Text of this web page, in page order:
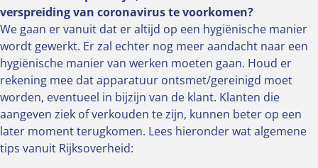
verspreiding van coronavirus te voorkomen?
We gaan er vanuit dat er altijd op een hygiënische manier
wordt gewerkt. Er zal echter nog meer aandacht naar een
hygiënische manier van werken moeten gaan. Houd er
rekening mee dat apparatuur ontsmet/gereinigd moet
worden, eventueel in bijzijn van de klant. Klanten die
aangeven ziek of verkouden te zijn, kunnen beter op een
later moment terugkomen. Lees hieronder wat algemene
tips vanuit Rijksoverheid: